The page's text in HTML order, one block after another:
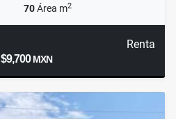
70Área m2
Renta
$9,700MXN